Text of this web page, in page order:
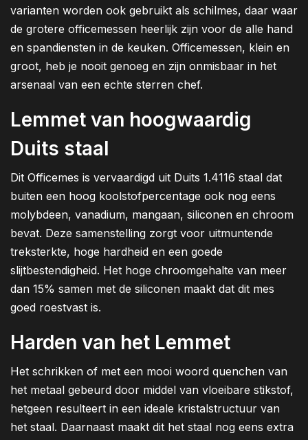
varianten worden ook gebruikt als schilmes, daar waar
de grotere officemessen heerlijk zijn voor de alle hand
en spandiensten in de keuken. Officemessen, klein en
groot, heb je nooit genoeg en zijn onmisbaar in het
arsenaal van een echte sterren chef.
Lemmet van hoogwaardig
Duits staal
Dit Officemes is vervaardigd uit Duits 1.4116 staal dat
buiten een hoog koolstofpercentage ook nog eens
molybdeen, vanadium, mangaan, siliconen en chroom
bevat. Deze samenstelling zorgt voor uitmuntende
treksterkte, hoge hardheid en een goede
slijtbestendigheid. Het hoge chroomgehalte van meer
dan 15% samen met de siliconen maakt dat dit mes
goed roestvast is.
Harden van het Lemmet
Het schrikken of met een mooi woord quenchen van
het metaal gebeurd door middel van vloeibare stikstof,
hetgeen resulteert in een ideale kristalstructuur van
het staal. Daarnaast maakt dit het staal nog eens extra